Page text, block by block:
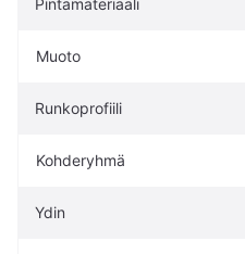
Pintamateriaali
Muoto
Runkoprofiili
Kohderyhmä
Ydin